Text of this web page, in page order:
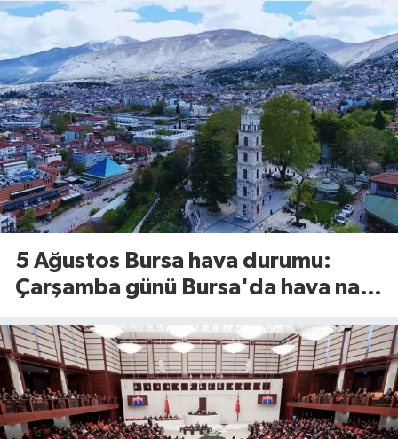
5 Ağustos Bursa hava durumu:
Çarşamba günü Bursa'da hava nasıl